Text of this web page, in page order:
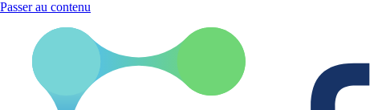
Passer au contenu